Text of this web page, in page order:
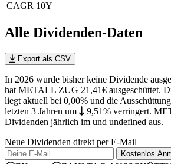
CAGR 10Y
Alle Dividenden-Daten
Export als CSV
In 2026 wurde bisher keine Dividende
hat METALL ZUG 21,41€ ausgeschüttet.
liegt aktuell bei 0,00% und die
letzten 3 Jahren um 9,51% verringert.
Dividenden jährlich im und undefined aus.
Neue Dividenden direkt per E-Mail
Kostenlos